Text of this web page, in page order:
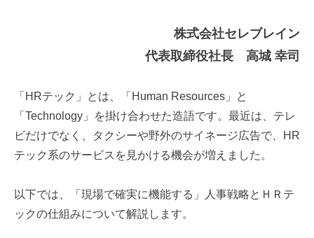
株式会社セレブレイン
代表取締役社長 高城 幸司
「HRテック」とは、「Human Resources」と
「Technology」を掛け合わせた造語です。最近は、テレ
ビだけでなく、タクシーや野外のサイネージ広告で、HR
テック系のサービスを見かける機会が増えました。
以下では、「現場で確実に機能する」人事戦略とＨＲテ
ックの仕組みについて解説します。